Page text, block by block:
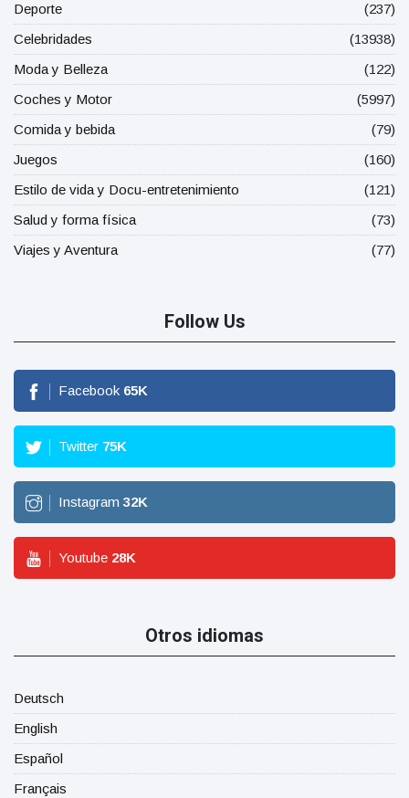
Deporte
(237)
Celebridades
(13938)
Moda y Belleza
(122)
Coches y Motor
(5997)
Comida y bebida
(79)
Juegos
(160)
Estilo de vida y Docu-entretenimiento
(121)
Salud y forma física
(73)
Viajes y Aventura
(77)
Follow Us
Facebook 65K
Twitter 75K
Instagram 32K
Youtube 28K
Otros idiomas
Deutsch
English
Español
Français